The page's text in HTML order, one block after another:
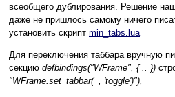
всеобщего дублирования. Решение
даже не пришлось самому ничего
установить скрипт min_tabs.lua
Для переключения таббара вручную
секцию defbindings("WFrame", { .. })
"WFrame.set_tabbar(_, 'toggle')"),